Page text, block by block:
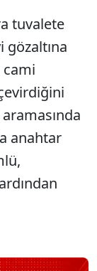
Sesi Aç
tuvalete
gözaltına
cami
anahtar